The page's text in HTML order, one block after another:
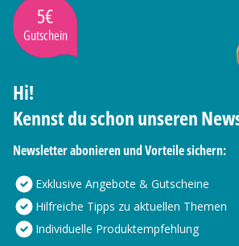
5€
Gutschein
Hi!
Kennst du schon unseren
Newsletter abonieren und Vorteile sichern:
Exklusive Angebote & Gutscheine
Hilfreiche Tipps zu aktuellen Themen
Individuelle Produktempfehlung